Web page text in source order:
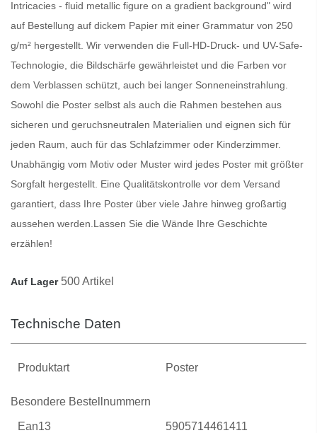
Intricacies - fluid metallic figure on a gradient background" wird
auf Bestellung auf dickem Papier mit einer Grammatur von 250
g/m² hergestellt. Wir verwenden die Full-HD-Druck- und UV-Safe-
Technologie, die Bildschärfe gewährleistet und die Farben vor
dem Verblassen schützt, auch bei langer Sonneneinstrahlung.
Sowohl die Poster selbst als auch die Rahmen bestehen aus
sicheren und geruchsneutralen Materialien und eignen sich für
jeden Raum, auch für das Schlafzimmer oder Kinderzimmer.
Unabhängig vom Motiv oder Muster wird jedes Poster mit größter
Sorgfalt hergestellt. Eine Qualitätskontrolle vor dem Versand
garantiert, dass Ihre Poster über viele Jahre hinweg großartig
aussehen werden. Lassen Sie die Wände Ihre Geschichte
erzählen!
Auf Lager 500 Artikel
Technische Daten
Produktart Poster
Besondere Bestellnummern
Ean13 5905714461411